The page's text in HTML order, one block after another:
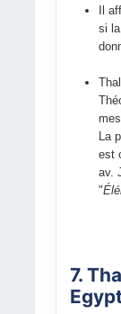
Il
si
La
est
av.
"
7.